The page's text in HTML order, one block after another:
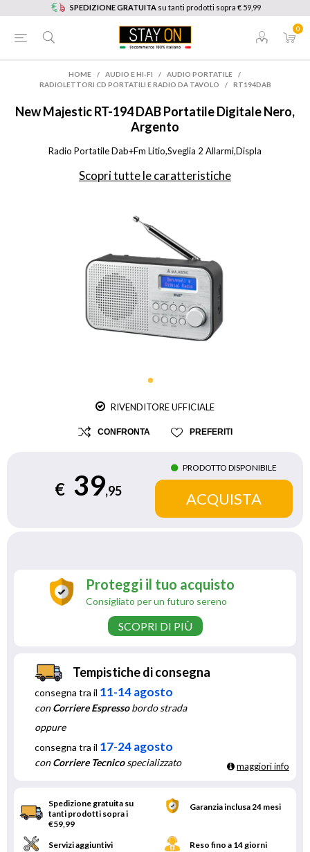
SPEDIZIONE GRATUITA su tanti prodotti sopra € 59,99
0
HOME / AUDIO E HI-FI / AUDIO PORTATILE
/
RADIOLETTORI CD PORTATILI E RADIO DA TAVOLO
/ RT194DAB
New MajesticRT-194 DAB Portatile Digitale Nero,
Argento
Radio Portatile Dab+Fm Litio,Sveglia 2 Allarmi,Displa
Scopri tutte le caratteristiche
RIVENDITORE UFFICIALE
CONFRONTA PREFERITI
€ 39,95
PRODOTTO DISPONIBILE
Proteggi il tuo acquisto
Consigliato per un futuro sereno
SCOPRI DI PIÙ
Tempistiche di consegna
consegna tra il 11-14 agosto
conCorriere Espressobordo strada
oppure
consegna tra il 17-24 agosto
conCorriere Tecnicospecializzato maggiori info
Spedizione gratuita su
tanti prodotti sopra i
€59,99
Garanzia inclusa 24 mesi
Servizi aggiuntivi Reso fino a 14 giorni